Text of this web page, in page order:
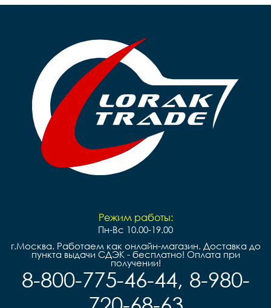
Режим работы:
Пн-Вс 10.00-19.00
г.Москва. Работаем как онлайн-магазин. Доставка до
пункта выдачи СДЭК - бесплатно! Оплата при
получении!
8-800-775-46-44, 8-980-